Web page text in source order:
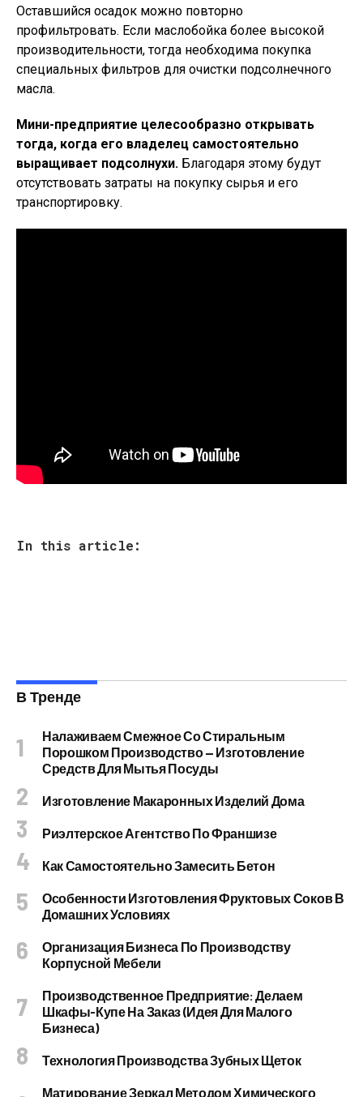
Оставшийся осадок можно повторно
профильтровать. Если маслобойка более высокой
производительности, тогда необходима покупка
специальных фильтров для очистки подсолнечного
масла.
Мини-предприятие целесообразно открывать
тогда, когда его владелец самостоятельно
выращивает подсолнухи. Благодаря этому будут
отсутствовать затраты на покупку сырья и его
транспортировку.
In this article:
В Тренде
Налаживаем Смежное Со Стиральным
Порошком Производство — Изготовление
Средств Для Мытья Посуды
Изготовление Макаронных Изделий Дома
Риэлтерское Агентство По Франшизе
Как Самостоятельно Замесить Бетон
Особенности Изготовления Фруктовых Соков В
Домашних Условиях
Организация Бизнеса По Производству
Корпусной Мебели
Производственное Предприятие: Делаем
Шкафы-Купе На Заказ (идея Для Малого
Бизнеса)
Технология Производства Зубных Щеток
Матирование Зеркал Методом Химического